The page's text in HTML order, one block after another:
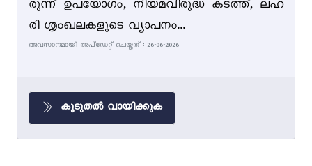
രുന്ന് ഉപയോഗം, നിയമവിരുദ്ധ കടത്ത്, ലഹ
രി ശൃംഖലകളുടെ വ്യാപനം...
അവസാനമായി അപ്ഡേറ്റ് ചെയ്തത് : 26-06-2026
കൂടുതൽ വായിക്കുക